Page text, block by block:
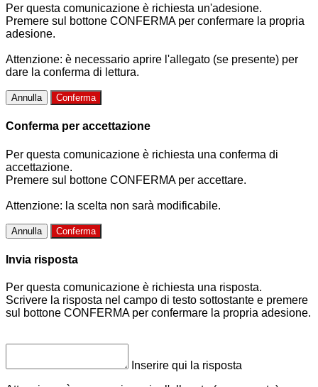
Per questa comunicazione è richiesta un'adesione.
Premere sul bottone CONFERMA per confermare la propria
adesione.
Attenzione: è necessario aprire l'allegato (se presente) per
dare la conferma di lettura.
Annulla Conferma
Conferma per accettazione
Per questa comunicazione è richiesta una conferma di
accettazione.
Premere sul bottone CONFERMA per accettare.
Attenzione: la scelta non sarà modificabile.
Annulla Conferma
Invia risposta
Per questa comunicazione è richiesta una risposta.
Scrivere la risposta nel campo di testo sottostante e premere
sul bottone CONFERMA per confermare la propria adesione.
Inserire qui la risposta